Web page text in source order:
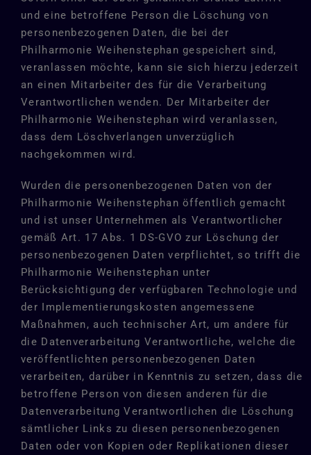
und eine betroffene Person die Löschung von
personenbezogenen Daten, die bei der
Philharmonie Weihenstephan gespeichert sind,
veranlassen möchte, kann sie sich hierzu jederzeit
an einen Mitarbeiter des für die Verarbeitung
Verantwortlichen wenden. Der Mitarbeiter der
Philharmonie Weihenstephan wird veranlassen,
dass dem Löschverlangen unverzüglich
nachgekommen wird.
Wurden die personenbezogenen Daten von der
Philharmonie Weihenstephan öffentlich gemacht
und ist unser Unternehmen als Verantwortlicher
gemäß Art. 17 Abs. 1 DS-GVO zur Löschung der
personenbezogenen Daten verpflichtet, so trifft die
Philharmonie Weihenstephan unter
Berücksichtigung der verfügbaren Technologie und
der Implementierungskosten angemessene
Maßnahmen, auch technischer Art, um andere für
die Datenverarbeitung Verantwortliche, welche die
veröffentlichten personenbezogenen Daten
verarbeiten, darüber in Kenntnis zu setzen, dass die
betroffene Person von diesen anderen für die
Datenverarbeitung Verantwortlichen die Löschung
sämtlicher Links zu diesen personenbezogenen
Daten oder von Kopien oder Replikationen dieser